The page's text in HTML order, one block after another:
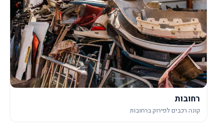
רחובות
קונה רכבים לפירוק ברחובות